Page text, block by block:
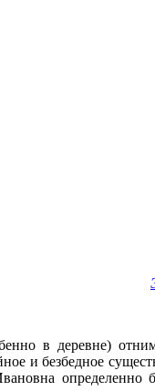
в деревне)
и безбедное
определенно